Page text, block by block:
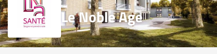
Le Noble Age